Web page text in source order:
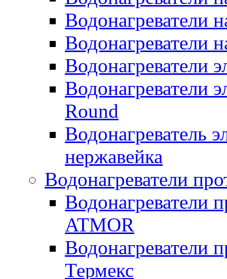
Водонагреватели
Водонагреватели
Водонагреватели
Водонагреватели
Round
Водонагреватель
нержавейка
Водонагреватели
Водонагреватели
ATMOR
Водонагреватели
Термекс